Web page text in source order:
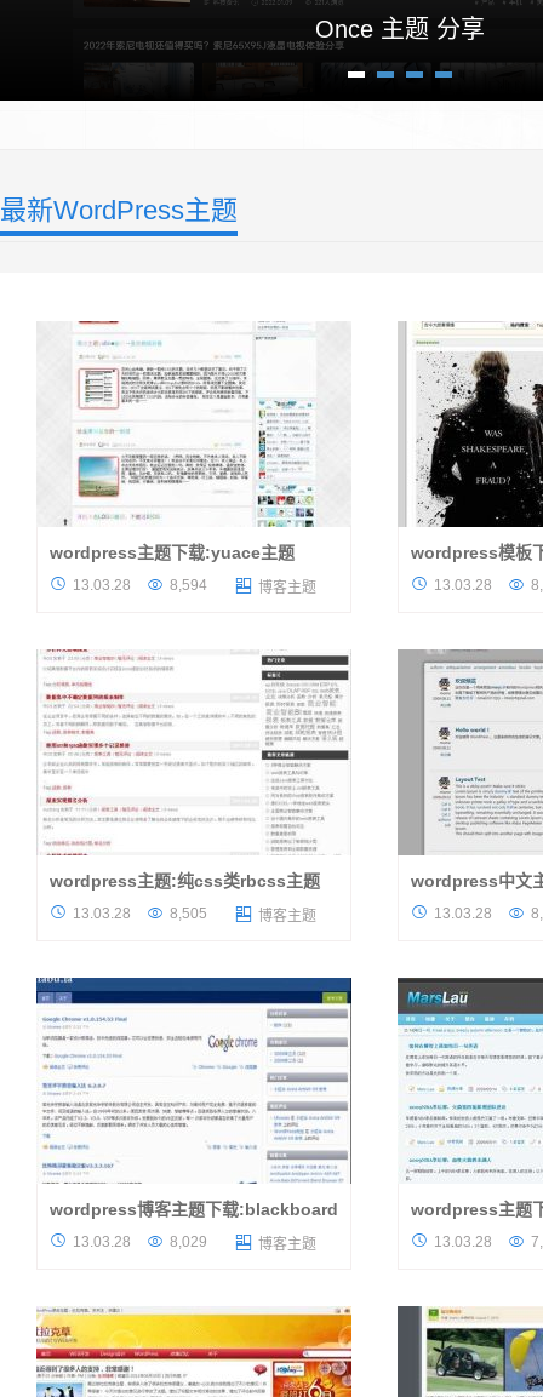
Once 主题 分享
最新WordPress主题
千呼万唤终于等到了这款wordpress主题下
们得感谢作者的共享精神，让更多...
wordpress主题下载:yuace主题
 13.03.28  8,594  博客主题
这是一款绿色清爽
图片，当然了这个
wordpress模板
 13.03.28 
纯css主题意味着什么，访客访问wordpress
js调用，也就是说是一个纯正的d...
wordpress主题:纯css类rbcss主题
 13.03.28  8,505  博客主题
一款国人
页面底部，有利于
wordpress中文
 13.03.28 
带来一个wordpress博客主题，很简洁，很清
SEO方便的网站是不错的选择，...
wordpress博客主题下载:blackboard主题
 13.03.28  8,029  博客主题
漂亮的蓝色导航是
调的搭配让很多喜
wordpress主题
 13.03.28 